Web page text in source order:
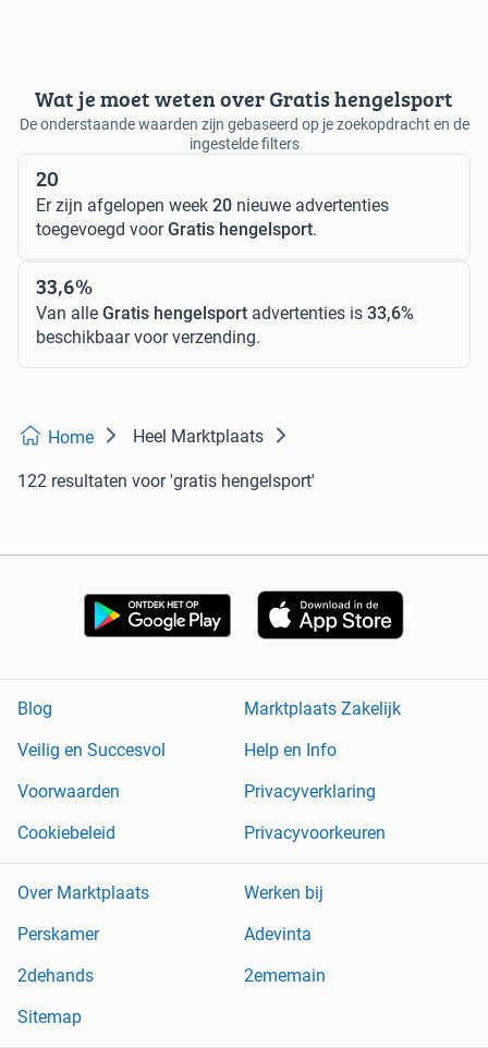
Wat je moet weten over Gratis hengelsport
De onderstaande waarden zijn gebaseerd op je zoekopdracht en de
ingestelde filters
20
Er zijn afgelopen week 20 nieuwe advertenties
toegevoegd voorGratis hengelsport.
33,6%
Van alle Gratis hengelsport advertenties is 33,6%
beschikbaar voor verzending.
Home Heel Marktplaats
122 resultaten voor 'gratis hengelsport'
Blog
Marktplaats Zakelijk
Veilig en Succesvol
Help en Info
Voorwaarden
Privacyverklaring
Cookiebeleid
Privacyvoorkeuren
Over Marktplaats
Werken bij
Perskamer
Adevinta
2dehands
2ememain
Sitemap